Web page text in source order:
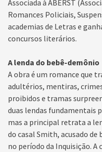
Associada à ABERST
Romances Policiais,
academias de Letras e
concursos literários.
A lenda do bebê-demônio
A obra é um romance que
adultérios, mentiras,
proibidos e tramas
duas lendas fundamentais
mas a principal retrata a
do casal Smith, acusado
no período da Inquisição. A